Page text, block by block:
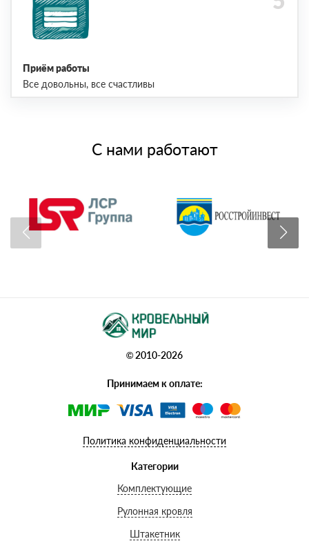
Приём работы
Все довольны, все счастливы
С нами работают
© 2010-2026
Принимаем к оплате:
Политика конфиденциальности
Категории
Комплектующие
Рулонная кровля
Штакетник